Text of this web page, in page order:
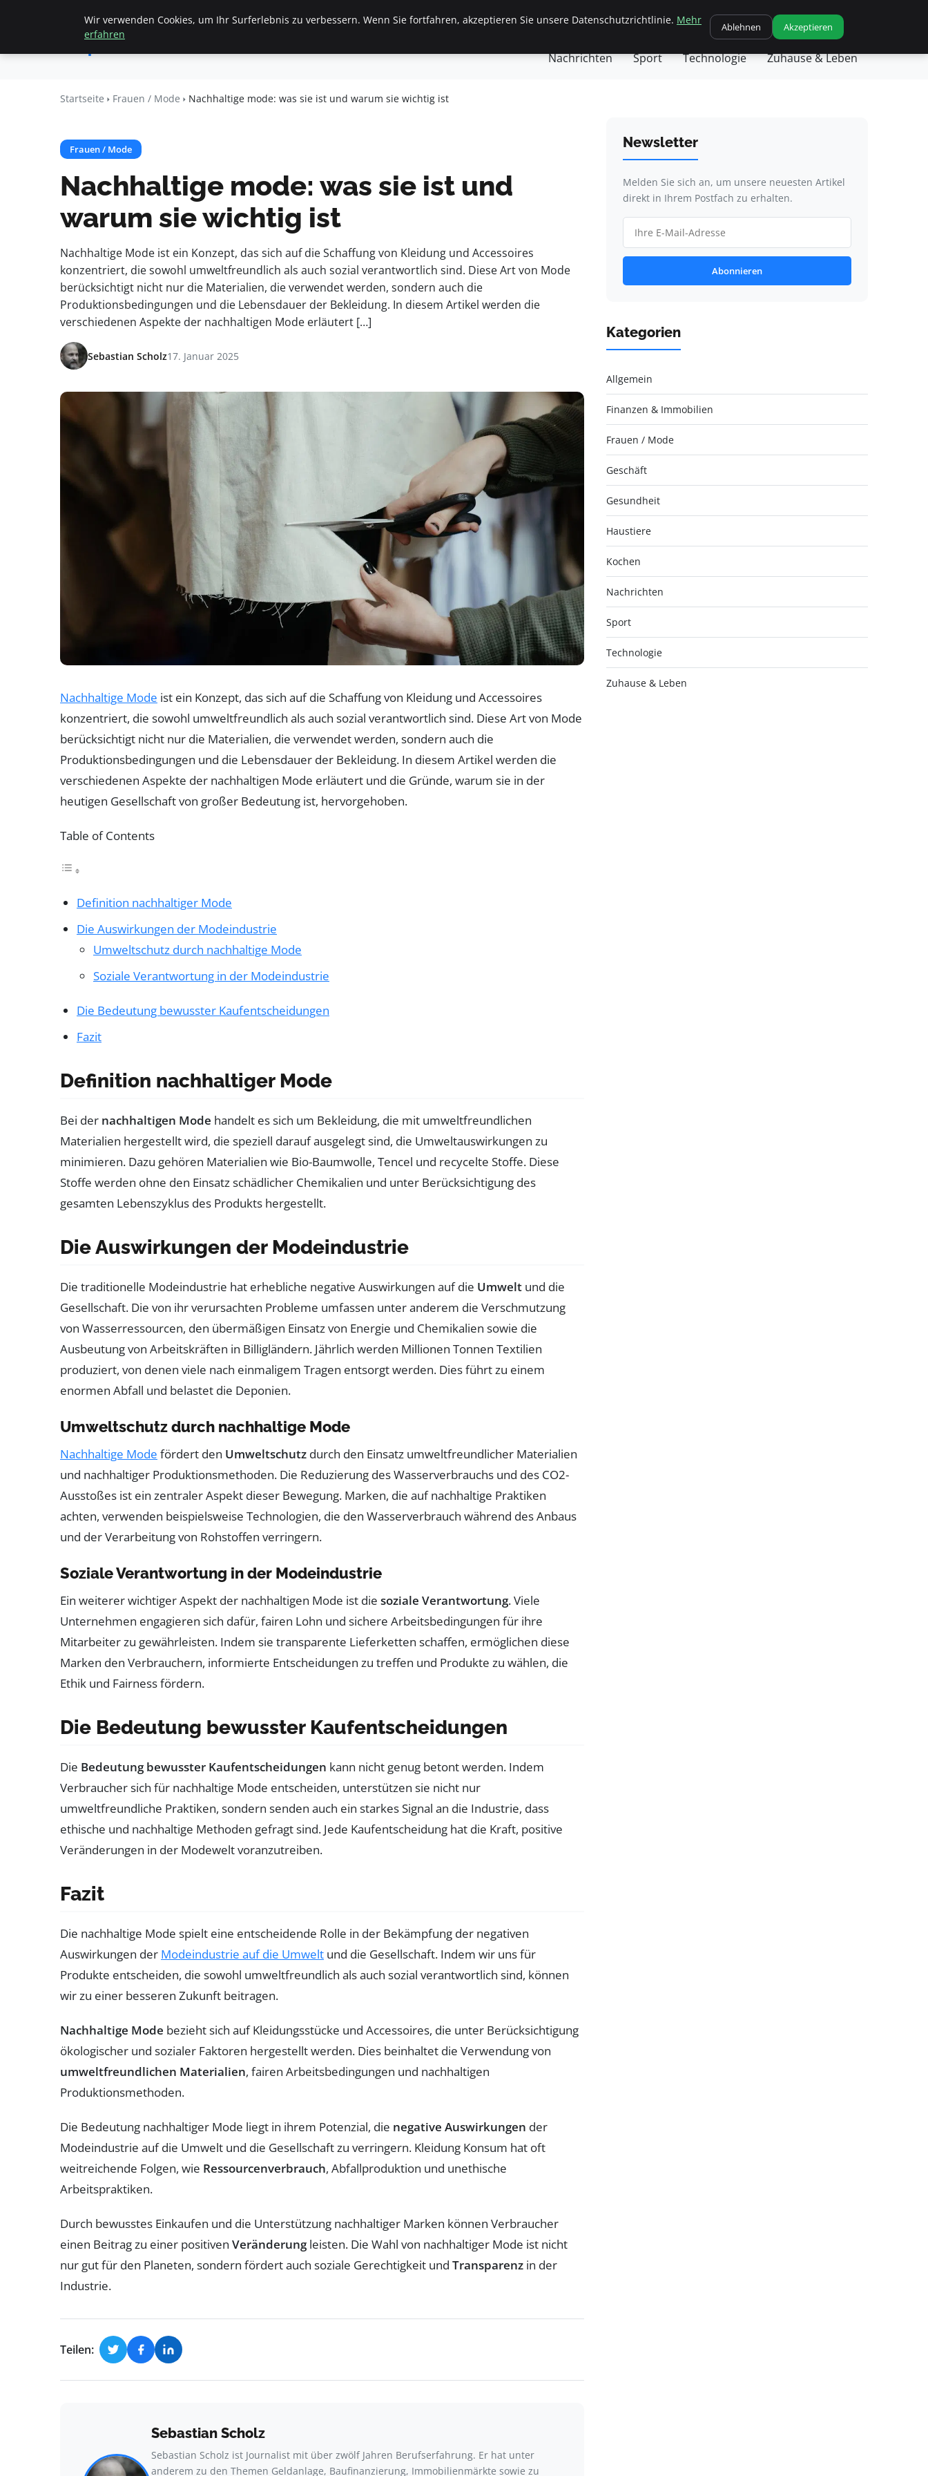
Apemania
Startseite Allgemein Finanzen & Immobilien Frauen / Mode Geschäft Gesundheit Haustiere Kochen
Nachrichten Sport Technologie Zuhause & Leben
Startseite Frauen / Mode Nachhaltige mode: was sie ist und warum sie wichtig ist
Frauen / Mode
Nachhaltige mode: was sie ist und
warum sie wichtig ist
Nachhaltige Mode ist ein Konzept, das sich auf die Schaffung von Kleidung und Accessoires
konzentriert, die sowohl umweltfreundlich als auch sozial verantwortlich sind. Diese Art von Mode
berücksichtigt nicht nur die Materialien, die verwendet werden, sondern auch die
Produktionsbedingungen und die Lebensdauer der Bekleidung. In diesem Artikel werden die
verschiedenen Aspekte der nachhaltigen Mode erläutert […]
Sebastian Scholz17. Januar 2025
Nachhaltige Mode ist ein Konzept, das sich auf die Schaffung von Kleidung und Accessoires
konzentriert, die sowohl umweltfreundlich als auch sozial verantwortlich sind. Diese Art von Mode
berücksichtigt nicht nur die Materialien, die verwendet werden, sondern auch die
Produktionsbedingungen und die Lebensdauer der Bekleidung. In diesem Artikel werden die
verschiedenen Aspekte der nachhaltigen Mode erläutert und die Gründe, warum sie in der
heutigen Gesellschaft von großer Bedeutung ist, hervorgehoben.
Table of Contents
Definition nachhaltiger Mode
Die Auswirkungen der Modeindustrie
Umweltschutz durch nachhaltige Mode
Soziale Verantwortung in der Modeindustrie
Die Bedeutung bewusster Kaufentscheidungen
Fazit
Definition nachhaltiger Mode
Bei der nachhaltigen Mode handelt es sich um Bekleidung, die mit umweltfreundlichen
Materialien hergestellt wird, die speziell darauf ausgelegt sind, die Umweltauswirkungen zu
minimieren. Dazu gehören Materialien wie Bio-Baumwolle, Tencel und recycelte Stoffe. Diese
Stoffe werden ohne den Einsatz schädlicher Chemikalien und unter Berücksichtigung des
gesamten Lebenszyklus des Produkts hergestellt.
Die Auswirkungen der Modeindustrie
Die traditionelle Modeindustrie hat erhebliche negative Auswirkungen auf die Umwelt und die
Gesellschaft. Die von ihr verursachten Probleme umfassen unter anderem die Verschmutzung
von Wasserressourcen, den übermäßigen Einsatz von Energie und Chemikalien sowie die
Ausbeutung von Arbeitskräften in Billigländern. Jährlich werden Millionen Tonnen Textilien
produziert, von denen viele nach einmaligem Tragen entsorgt werden. Dies führt zu einem
enormen Abfall und belastet die Deponien.
Umweltschutz durch nachhaltige Mode
Nachhaltige Mode fördert den Umweltschutz durch den Einsatz umweltfreundlicher Materialien
und nachhaltiger Produktionsmethoden. Die Reduzierung des Wasserverbrauchs und des CO2-
Ausstoßes ist ein zentraler Aspekt dieser Bewegung. Marken, die auf nachhaltige Praktiken
achten, verwenden beispielsweise Technologien, die den Wasserverbrauch während des Anbaus
und der Verarbeitung von Rohstoffen verringern.
Soziale Verantwortung in der Modeindustrie
Ein weiterer wichtiger Aspekt der nachhaltigen Mode ist die soziale Verantwortung. Viele
Unternehmen engagieren sich dafür, fairen Lohn und sichere Arbeitsbedingungen für ihre
Mitarbeiter zu gewährleisten. Indem sie transparente Lieferketten schaffen, ermöglichen diese
Marken den Verbrauchern, informierte Entscheidungen zu treffen und Produkte zu wählen, die
Ethik und Fairness fördern.
Die Bedeutung bewusster Kaufentscheidungen
Die Bedeutung bewusster Kaufentscheidungen kann nicht genug betont werden. Indem
Verbraucher sich für nachhaltige Mode entscheiden, unterstützen sie nicht nur
umweltfreundliche Praktiken, sondern senden auch ein starkes Signal an die Industrie, dass
ethische und nachhaltige Methoden gefragt sind. Jede Kaufentscheidung hat die Kraft, positive
Veränderungen in der Modewelt voranzutreiben.
Fazit
Die nachhaltige Mode spielt eine entscheidende Rolle in der Bekämpfung der negativen
Auswirkungen der Modeindustrie auf die Umwelt und die Gesellschaft. Indem wir uns für
Produkte entscheiden, die sowohl umweltfreundlich als auch sozial verantwortlich sind, können
wir zu einer besseren Zukunft beitragen.
Nachhaltige Mode bezieht sich auf Kleidungsstücke und Accessoires, die unter Berücksichtigung
ökologischer und sozialer Faktoren hergestellt werden. Dies beinhaltet die Verwendung von
umweltfreundlichen Materialien, fairen Arbeitsbedingungen und nachhaltigen
Produktionsmethoden.
Die Bedeutung nachhaltiger Mode liegt in ihrem Potenzial, die negative Auswirkungen der
Modeindustrie auf die Umwelt und die Gesellschaft zu verringern. Kleidung Konsum hat oft
weitreichende Folgen, wie Ressourcenverbrauch, Abfallproduktion und unethische
Arbeitspraktiken.
Durch bewusstes Einkaufen und die Unterstützung nachhaltiger Marken können Verbraucher
einen Beitrag zu einer positiven Veränderungleisten. Die Wahl von nachhaltiger Mode ist nicht
nur gut für den Planeten, sondern fördert auch soziale Gerechtigkeit und Transparenz in der
Industrie.
Teilen:
Sebastian Scholz
Sebastian Scholz ist Journalist mit über zwölf Jahren Berufserfahrung. Er hat unter
anderem zu den Themen Geldanlage, Baufinanzierung, Immobilienmärkte sowie zu
Newsletter
Melden Sie sich an, um unsere neuesten Artikel
direkt in Ihrem Postfach zu erhalten.
Abonnieren
Kategorien
Allgemein
Finanzen & Immobilien
Frauen / Mode
Geschäft
Gesundheit
Haustiere
Kochen
Nachrichten
Sport
Technologie
Zuhause & Leben
Wir verwenden Cookies, um Ihr Surferlebnis zu verbessern. Wenn Sie fortfahren, akzeptieren Sie unsere Datenschutzrichtlinie. Mehr
erfahren
Ablehnen Akzeptieren